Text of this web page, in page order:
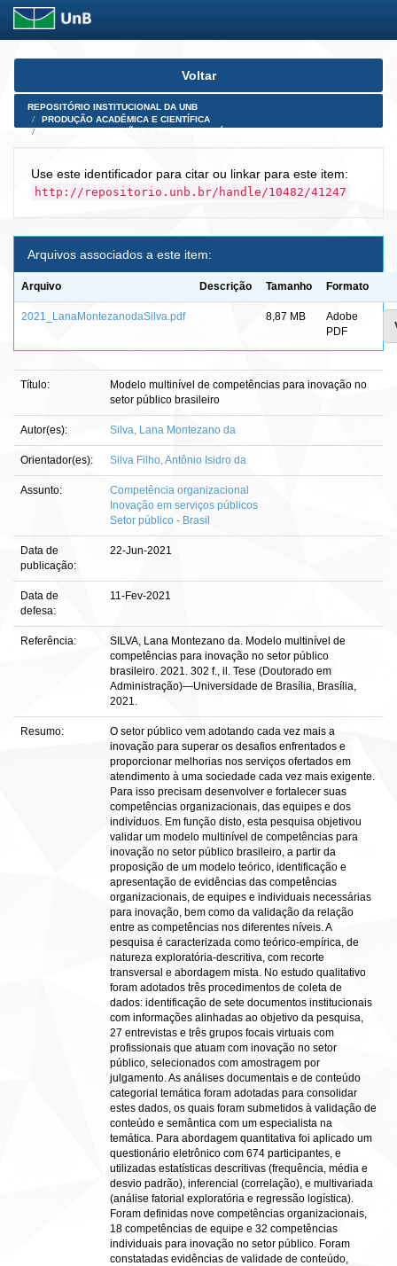
Skip
Voltar
REPOSITÓRIO INSTITUCIONAL DA UNB
PRODUÇÃO ACADÊMICA E CIENTÍFICA
Use este identificador para citar ou linkar para este item:
http://repositorio.unb.br/handle/10482/41247
Arquivos associados a este item:
Arquivo Descrição Tamanho Formato
2021_LanaMontezanodaSilva.pdf 8,87 MB
Adobe
PDF
Título:
Modelo multinível de competências para inovação no
setor público brasileiro
Autor(es): Silva, Lana Montezano da
Orientador(es): Silva Filho, Antônio Isidro da
Assunto:
Competência organizacional
Inovação em serviços públicos
Setor público - Brasil
Data de
publicação:
22-Jun-2021
Data de
defesa:
11-Fev-2021
Referência:
SILVA, Lana Montezano da. Modelo multinível de
competências para inovação no setor público
brasileiro. 2021. 302 f., il. Tese (Doutorado em
Administração)—Universidade de Brasília, Brasília,
2021.
Resumo:
O setor público vem adotando cada vez mais a
inovação para superar os desafios enfrentados e
proporcionar melhorias nos serviços ofertados em
atendimento à uma sociedade cada vez mais exigente.
Para isso precisam desenvolver e fortalecer suas
competências organizacionais, das equipes e dos
indivíduos. Em função disto, esta pesquisa objetivou
validar um modelo multinível de competências para
inovação no setor público brasileiro, a partir da
proposição de um modelo teórico, identificação e
apresentação de evidências das competências
organizacionais, de equipes e individuais necessárias
para inovação, bem como da validação da relação
entre as competências nos diferentes níveis. A
pesquisa é caracterizada como teórico-empírica, de
natureza exploratória-descritiva, com recorte
transversal e abordagem mista. No estudo qualitativo
foram adotados três procedimentos de coleta de
dados: identificação de sete documentos institucionais
com informações alinhadas ao objetivo da pesquisa,
27 entrevistas e três grupos focais virtuais com
profissionais que atuam com inovação no setor
público, selecionados com amostragem por
julgamento. As análises documentais e de conteúdo
categorial temática foram adotadas para consolidar
estes dados, os quais foram submetidos à validação de
conteúdo e semântica com um especialista na
temática. Para abordagem quantitativa foi aplicado um
questionário eletrônico com 674 participantes, e
utilizadas estatísticas descritivas (frequência, média e
desvio padrão), inferencial (correlação), e multivariada
(análise fatorial exploratória e regressão logística).
Foram definidas nove competências organizacionais,
18 competências de equipe e 32 competências
individuais para inovação no setor público. Foram
constatadas evidências de validade de conteúdo,